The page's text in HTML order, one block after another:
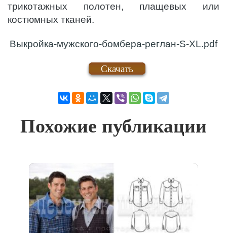
трикотажных полотен, плащевых или
костюмных тканей.
Выкройка-мужского-бомбера-реглан-S-XL.pdf
Скачать
Похожие публикации